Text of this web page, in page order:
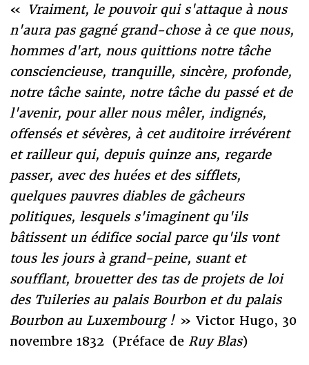
«
Vraiment, le pouvoir qui s'attaque à nous
n'aura pas gagné grand-chose à ce que nous,
hommes d'art, nous quittions notre tâche
consciencieuse, tranquille, sincère, profonde,
notre tâche sainte, notre tâche du passé et de
l'avenir, pour aller nous mêler, indignés,
offensés et sévères, à cet auditoire irrévérent
et railleur qui, depuis quinze ans, regarde
passer, avec des huées et des sifflets,
quelques pauvres diables de gâcheurs
politiques, lesquels s'imaginent qu'ils
bâtissent un édifice social parce qu'ils vont
tous les jours à grand-peine, suant et
soufflant, brouetter des tas de projets de loi
des Tuileries au palais Bourbon et du palais
Bourbon au Luxembourg !» Victor Hugo, 30
novembre 1832 (Préface de Ruy Blas)